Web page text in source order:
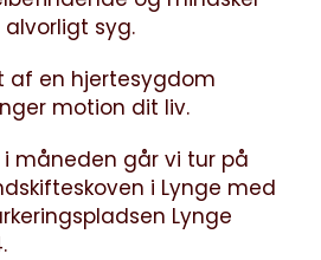
syg.
af en hjertesygdom
motion dit liv.
måneden går vi tur på
i Lynge med
Lynge